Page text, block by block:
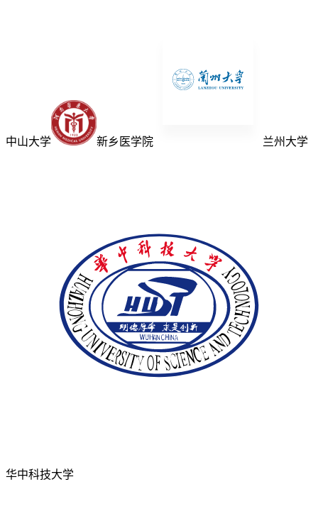
中山大学 新乡医学院 兰州大学
华中科技大学